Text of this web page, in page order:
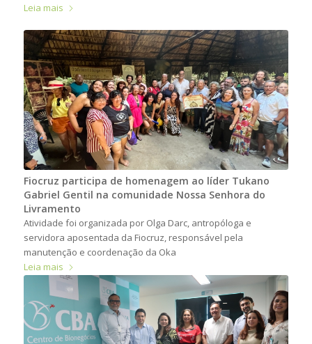
Leia mais
Fiocruz participa de homenagem ao líder Tukano
Gabriel Gentil na comunidade Nossa Senhora do
Livramento
Atividade foi organizada por Olga Darc, antropóloga e
servidora aposentada da Fiocruz, responsável pela
manutenção e coordenação da Oka
Leia mais